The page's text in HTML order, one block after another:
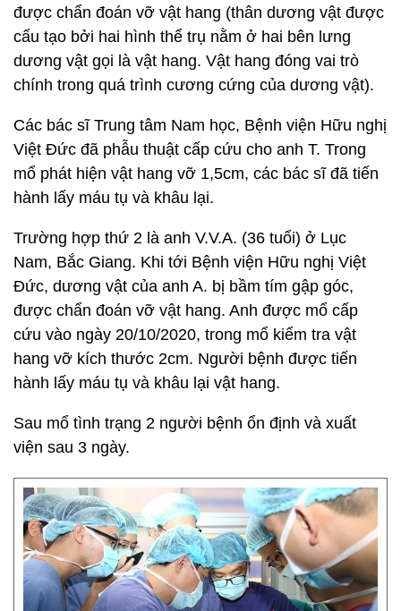
được chẩn đoán vỡ vật hang (thân dương vật được
cấu tạo bởi hai hình thể trụ nằm ở hai bên lưng
dương vật gọi là vật hang. Vật hang đóng vai trò
chính trong quá trình cương cứng của dương vật).
Các bác sĩ Trung tâm Nam học, Bệnh viện Hữu nghị
Việt Đức đã phẫu thuật cấp cứu cho anh T. Trong
mổ phát hiện vật hang vỡ 1,5cm, các bác sĩ đã tiến
hành lấy máu tụ và khâu lại.
Trường hợp thứ 2 là anh V.V.A. (36 tuổi) ở Lục
Nam, Bắc Giang. Khi tới Bệnh viện Hữu nghị Việt
Đức, dương vật của anh A. bị bầm tím gập góc,
được chẩn đoán vỡ vật hang. Anh được mổ cấp
cứu vào ngày 20/10/2020, trong mổ kiểm tra vật
hang vỡ kích thước 2cm. Người bệnh được tiến
hành lấy máu tụ và khâu lại vật hang.
Sau mổ tình trạng 2 người bệnh ổn định và xuất
viện sau 3 ngày.